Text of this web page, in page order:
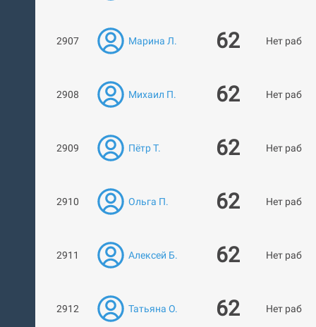
2907 Марина Л. 62 Нет работ
2908 Михаил П. 62 Нет работ
2909 Пётр Т. 62 Нет работ
2910 Ольга П. 62 Нет работ
2911 Алексей Б. 62 Нет работ
2912 Татьяна О. 62 Нет работ